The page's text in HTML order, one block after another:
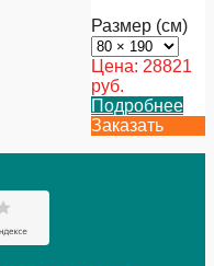
Размер (см)
Цена: 28821
руб.
Подробнее
Заказать